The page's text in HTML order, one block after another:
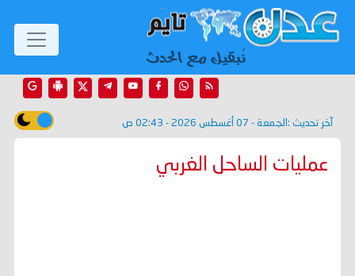
آخر تحديث : الجمعة - 07 أغسطس 2026 - 02:43 ص
عمليات الساحل الغربي